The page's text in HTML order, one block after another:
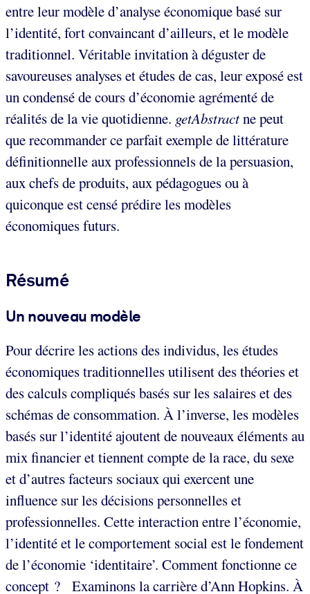
entre leur modèle d’analyse économique basé sur
l’identité, fort convaincant d’ailleurs, et le modèle
traditionnel. Véritable invitation à déguster de
savoureuses analyses et études de cas, leur exposé est
un condensé de cours d’économie agrémenté de
réalités de la vie quotidienne. getAbstractne peut
que recommander ce parfait exemple de littérature
définitionnelle aux professionnels de la persuasion,
aux chefs de produits, aux pédagogues ou à
quiconque est censé prédire les modèles
économiques futurs.
Résumé
Un nouveau modèle
Pour décrire les actions des individus, les études
économiques traditionnelles utilisent des théories et
des calculs compliqués basés sur les salaires et des
schémas de consommation. À l’inverse, les modèles
basés sur l’identité ajoutent de nouveaux éléments au
mix financier et tiennent compte de la race, du sexe
et d’autres facteurs sociaux qui exercent une
influence sur les décisions personnelles et
professionnelles. Cette interaction entre l’économie,
l’identité et le comportement social est le fondement
de l’économie ‘identitaire’. Comment fonctionne ce
concept ? Examinons la carrière d’Ann Hopkins. À